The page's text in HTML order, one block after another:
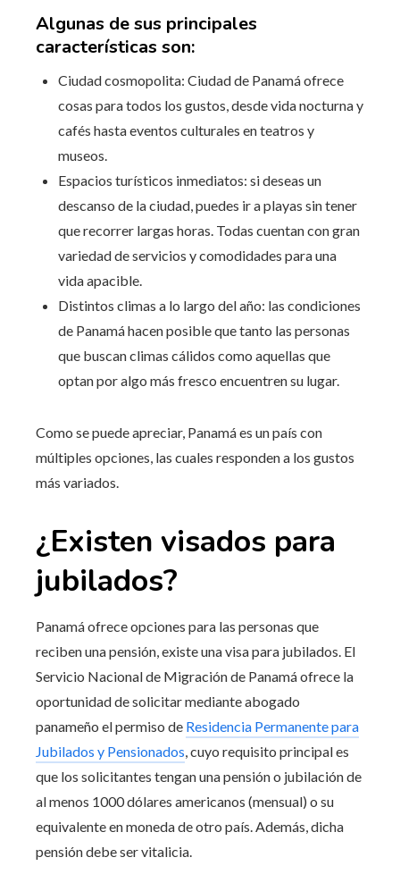
Algunas de sus principales
características son:
Ciudad cosmopolita: Ciudad de Panamá ofrece
cosas para todos los gustos, desde vida nocturna y
cafés hasta eventos culturales en teatros y
museos.
Espacios turísticos inmediatos: si deseas un
descanso de la ciudad, puedes ir a playas sin tener
que recorrer largas horas. Todas cuentan con gran
variedad de servicios y comodidades para una
vida apacible.
Distintos climas a lo largo del año: las condiciones
de Panamá hacen posible que tanto las personas
que buscan climas cálidos como aquellas que
optan por algo más fresco encuentren su lugar.
Como se puede apreciar, Panamá es un país con
múltiples opciones, las cuales responden a los gustos
más variados.
¿Existen visados para
jubilados?
Panamá ofrece opciones para las personas que
reciben una pensión, existe una visa para jubilados. El
Servicio Nacional de Migración de Panamá ofrece la
oportunidad de solicitar mediante abogado
panameño el permiso de Residencia Permanente para
Jubilados y Pensionados, cuyo requisito principal es
que los solicitantes tengan una pensión o jubilación de
al menos 1000 dólares americanos (mensual) o su
equivalente en moneda de otro país. Además, dicha
pensión debe ser vitalicia.